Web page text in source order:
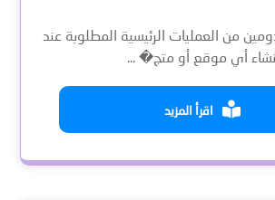
من العمليات الرئيسية المطلوبة عند
أي موقع أو متج� ...
اقرأ المزيد